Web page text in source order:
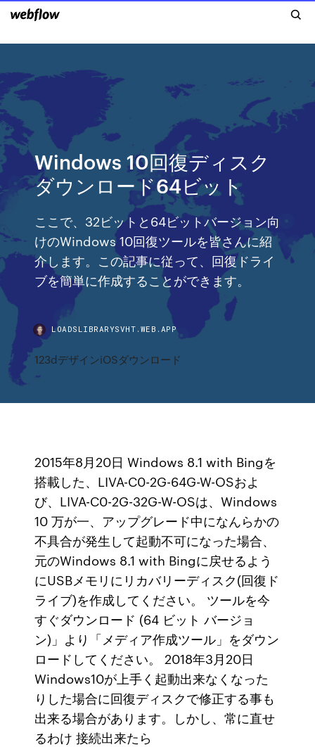
Windows 10回復ディスク
ダウンロード64ビット
ここで、32ビットと64ビットバージョン向
けのWindows 10回復ツールを皆さんに紹
介します。この記事に従って、回復ドライ
ブを簡単に作成することができます。
LOADSLIBRARYSVHT.WEB.APP
123dデザインiOSダウンロード
2015年8月20日 Windows 8.1 with Bingを
搭載した、LIVA-C0-2G-64G-W-OSおよ
び、LIVA-C0-2G-32G-W-OSは、Windows
10 万が一、アップグレード中になんらかの
不具合が発生して起動不可になった場合、
元のWindows 8.1 with Bingに戻せるよう
にUSBメモリにリカバリーディスク(回復ド
ライブ)を作成してください。 ツールを今
すぐダウンロード (64 ビット バージョ
ン)」より「メディア作成ツール」をダウン
ロードしてください。 2018年3月20日
Windows10が上手く起動出来なくなった
りした場合に回復ディスクで修正する事も
出来る場合があります。しかし、常に直せ
るわけ 接続出来たら